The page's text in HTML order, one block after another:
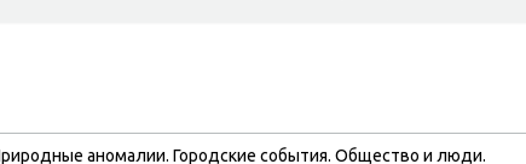
аномалии. Городские события. Обществο и люди.